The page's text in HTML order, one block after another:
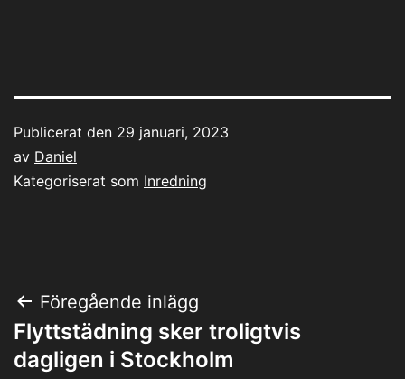
Publicerat den 29 januari, 2023
av Daniel
Kategoriserat som Inredning
Inläggsnavigering
Föregående inlägg
Flyttstädning sker troligtvis
dagligen i Stockholm